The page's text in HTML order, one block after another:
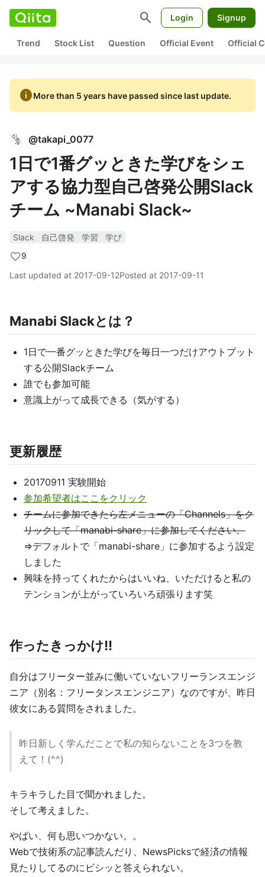
search Login Signup
Trend Stock List Question Official Event Official
infoMore than 5 years have passed since last update.
@takapi_0077
1日で1番グッときた学びをシェ
アする協力型自己啓発公開Slack
チーム ~Manabi Slack~
Slack 自己啓発 学習
学び
9
Last updated at 2017-09-12Posted at 2017-09-11
Manabi Slackとは？
1日で一番グッときた学びを毎日一つだけアウトプット
する公開Slackチーム
誰でも参加可能
意識上がって成長できる（気がする）
更新履歴
20170911 実験開始
参加希望者はここをクリック
チームに参加できたら左メニューの「Channels」をク
リックして「manabi-share」に参加してください。
=>デフォルトで「manabi-share」に参加するよう設定
しました
興味を持ってくれたからはいいね、いただけると私の
テンションが上がっていろいろ頑張ります笑
作ったきっかけ!!
自分はフリーター並みに働いていないフリーランスエンジ
ニア（別名：フリータンスエンジニア）なのですが、昨日
彼女にある質問をされました。
昨日新しく学んだことで私の知らないことを3つを教
えて！(^^)
キラキラした目で聞かれました。
そして考えました。
やばい、何も思いつかない。。
Webで技術系の記事読んだり、NewsPicksで経済の情報
見たりしてるのにビシッと答えられない。